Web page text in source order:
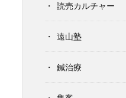
読売カルチャー
遠山塾
鍼治療